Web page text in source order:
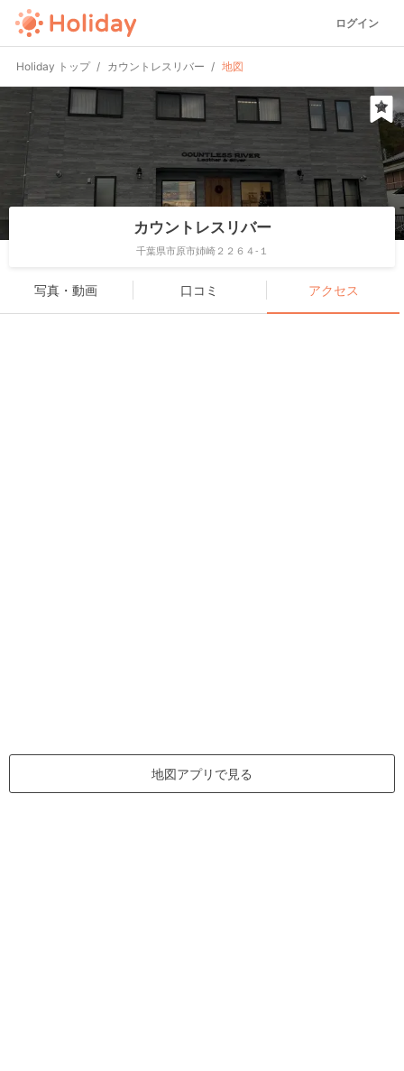
ログイン
Holiday トップ カウントレスリバー 地図
カウントレスリバー
千葉県市原市姉崎２２６４-１
写真・動画 口コミ アクセス
地図アプリで見る